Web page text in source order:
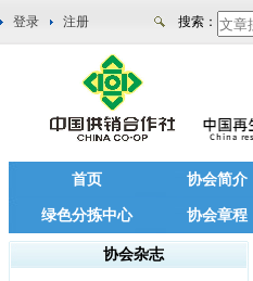
登录 注册 搜索：
首页 协会简介
绿色分拣中心 协会章程
协会杂志